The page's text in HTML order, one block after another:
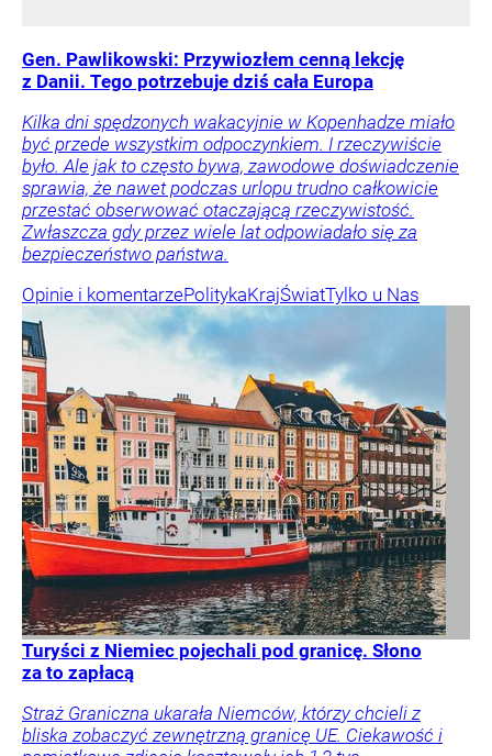
Gen. Pawlikowski: Przywiozłem cenną lekcję
z Danii. Tego potrzebuje dziś cała Europa
Kilka dni spędzonych wakacyjnie w Kopenhadze miało
być przede wszystkim odpoczynkiem. I rzeczywiście
było. Ale jak to często bywa, zawodowe doświadczenie
sprawia, że nawet podczas urlopu trudno całkowicie
przestać obserwować otaczającą rzeczywistość.
Zwłaszcza gdy przez wiele lat odpowiadało się za
bezpieczeństwo państwa.
Opinie i komentarzePolitykaKrajŚwiatTylko u Nas
Turyści z Niemiec pojechali pod granicę. Słono
za to zapłacą
Straż Graniczna ukarała Niemców, którzy chcieli z
bliska zobaczyć zewnętrzną granicę UE. Ciekawość i